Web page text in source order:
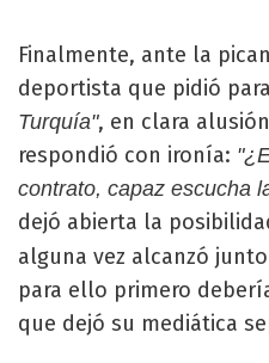
Finalmente, ante la
deportista que pidió
Turquía", en clara
respondió con ironía:
contrato, capaz escucha
dejó abierta la
alguna vez alcanzó
para ello primero
que dejó su mediática